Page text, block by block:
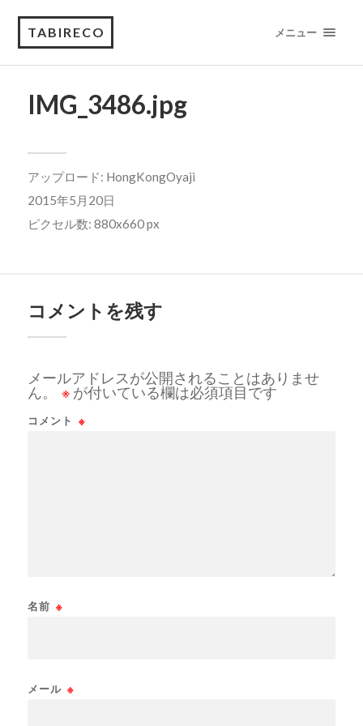
TABIRECO メニュー
IMG_3486.jpg
アップロード: HongKongOyaji
2015年5月20日
ピクセル数: 880x660 px
コメントを残す
メールアドレスが公開されることはありませ
ん。
※ が付いている欄は必須項目です
コメント ※
名前 ※
メール ※